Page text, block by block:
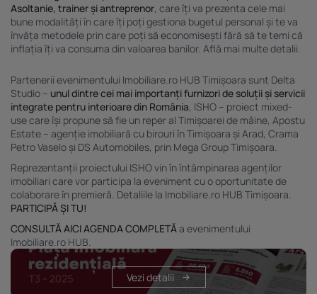
Asoltanie, trainer și antreprenor, care îți va prezenta cele mai
bune modalități în care îți poți gestiona bugetul personal și te va
învăța metodele prin care poți să economisești fără să te temi că
inflația îți va consuma din valoarea banilor. Află mai multe detalii.
Partenerii evenimentului Imobiliare.ro HUB Timișoara sunt Delta
Studio – unul dintre cei mai importanți furnizori de soluții și servicii
integrate pentru interioare din România, ISHO – proiect mixed-
use care își propune să fie un reper al Timișoarei de mâine, Apostu
Estate – agenție imobiliară cu birouri în Timișoara și Arad, Crama
Petro Vaselo și DS Automobiles, prin Mega Group Timișoara
Reprezentanții proiectului ISHO vin în întâmpinarea agenților
imobiliari care vor participa la eveniment cu o oportunitate de
colaborare în premieră. Detaliile la Imobiliare.ro HUB Timișoara.
PARTICIPĂ ȘI TU!
CONSULTĂ AICI AGENDA COMPLETĂa evenimentului
Imobiliare.ro HUB.
Vezi detalii